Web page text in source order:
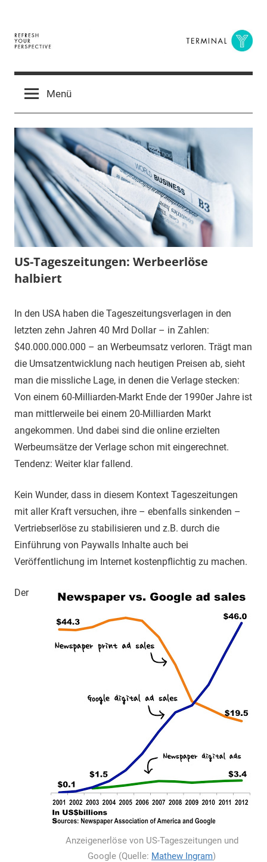
springen
Terminal
Y
Digital
BusinessMenü
US-Tageszeitungen: Werbeerlöse
halbiert
11.
Juli
2019
terminal-
y
Sapere
aude
In den USA haben die Tageszeitungsverlagen in den
letzten zehn Jahren 40 Mrd Dollar – in Zahlen:
$40.000.000.000 – an Werbeumsatz verloren. Trägt man
die Umsatzentwicklung nach heutigen Preisen ab, sieht
man die missliche Lage, in denen die Verlage stecken:
Von einem 60-Milliarden-Markt Ende der 1990er Jahre ist
man mittlerweile bei einem 20-Milliarden Markt
angekommen. Und dabei sind die online erzielten
Werbeumsätze der Verlage schon mit eingerechnet.
Tendenz: Weiter klar fallend.
Kein Wunder, dass in diesem Kontext Tageszeitungen
mit aller Kraft versuchen, ihre – ebenfalls sinkenden –
Vertriebserlöse zu stabilisieren und z.B. durch die
Einführung von Paywalls Inhalte auch bei
Veröffentlichung im Internet kostenpflichtig zu machen.
Anzeigenerlöse von US-Tageszeitungen und
Google (Quelle: Mathew Ingram)
Der